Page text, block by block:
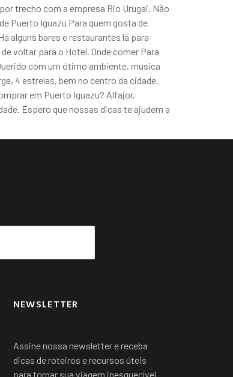
trecho com a empresa Rio Urugai. Não
Puerto Iguazu Para quem gosta de
alguns bares e restaurantes lá para
voltar para o Hotel. Onde comer Para
com um ótimo ambiente, musica
4 estrelas, bem no centro da cidade.
em Puerto Iguazu? Alfajor,
Espero que nossas dicas te ajudem a
NEWSLETTER
Assine nossa newsletter e receba
dicas de roteiros e recursos úteis
para tornar sua viagem inesquecível.